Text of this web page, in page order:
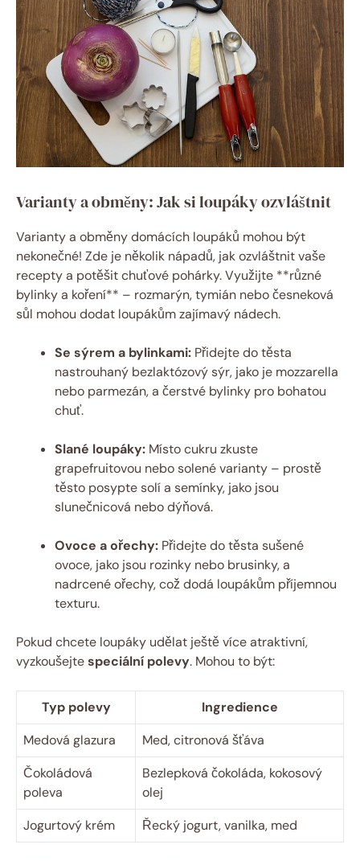
Varianty a obměny: Jak si loupáky ozvláštnit
Varianty a obměny domácích loupáků mohou být
nekonečné! Zde je několik nápadů, jak ozvláštnit vaše
recepty a potěšit chuťové pohárky. Využijte **různé
bylinky a koření** – rozmarýn, tymián nebo česneková
sůl mohou dodat loupákům zajímavý nádech.
Se sýrem a bylinkami: Přidejte do těsta
nastrouhaný bezlaktózový sýr, jako je mozzarella
nebo parmezán, a čerstvé bylinky pro bohatou
chuť.
Slané loupáky: Místo cukru zkuste
grapefruitovou nebo solené varianty – prostě
těsto posypte solí a semínky, jako jsou
slunečnicová nebo dýňová.
Ovoce a ořechy: Přidejte do těsta sušené
ovoce, jako jsou rozinky nebo brusinky, a
nadrcené ořechy, což dodá loupákům příjemnou
texturu.
Pokud chcete loupáky udělat ještě více atraktivní,
vyzkoušejtespeciální polevy. Mohou to být:
Typ polevy
Ingredience
Medová glazura
Med, citronová šťáva
Čokoládová
poleva
Bezlepková čokoláda, kokosový
olej
Jogurtový krém
Řecký jogurt, vanilka, med